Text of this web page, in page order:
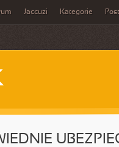
Jaccuzi Kategorie